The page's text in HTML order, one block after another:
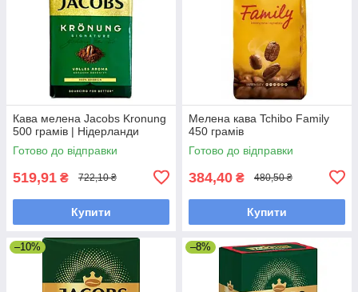
Кава мелена Jacobs Kronung
500 грамів | Нідерланди
Готово до відправки
519,91 ₴ 722,10 ₴
Купити
Мелена кава Tchibo Family
450 грамів
Готово до відправки
384,40 ₴ 480,50 ₴
Купити
–10% –8%